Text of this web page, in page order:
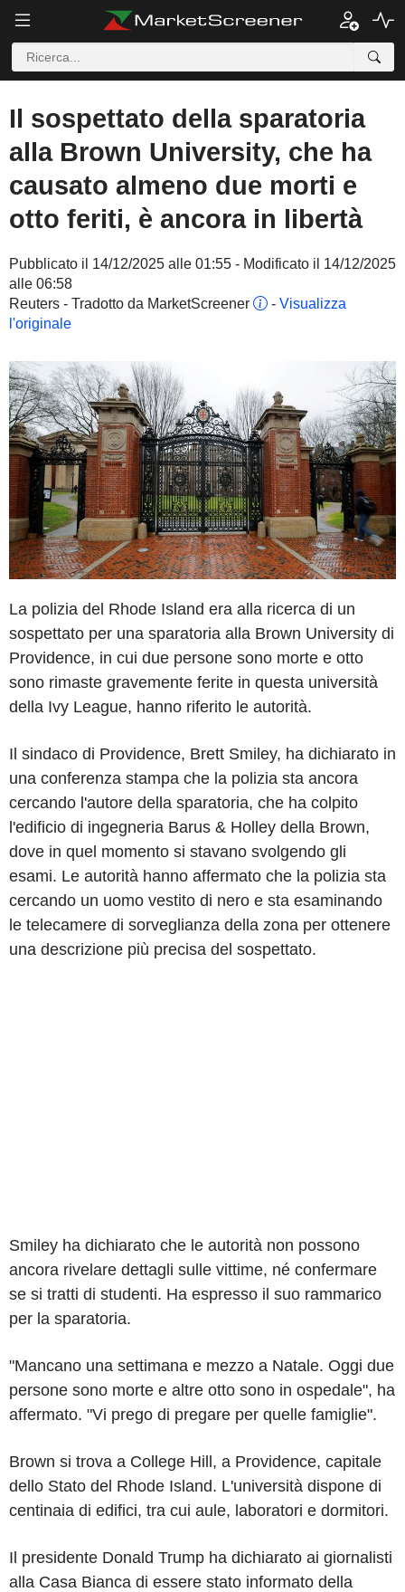
Il sospettato della sparatoria
alla Brown University, che ha
causato almeno due morti e
otto feriti, è ancora in libertà
Pubblicato il 14/12/2025 alle 01:55 - Modificato il 14/12/2025
alle 06:58
Reuters - Tradotto da MarketScreener
- Visualizza
l'originale
La polizia del Rhode Island era alla ricerca di un
sospettato per una sparatoria alla Brown University di
Providence, in cui due persone sono morte e otto
sono rimaste gravemente ferite in questa università
della Ivy League, hanno riferito le autorità.
Il sindaco di Providence, Brett Smiley, ha dichiarato in
una conferenza stampa che la polizia sta ancora
cercando l'autore della sparatoria, che ha colpito
l'edificio di ingegneria Barus & Holley della Brown,
dove in quel momento si stavano svolgendo gli
esami. Le autorità hanno affermato che la polizia sta
cercando un uomo vestito di nero e sta esaminando
le telecamere di sorveglianza della zona per ottenere
una descrizione più precisa del sospettato.
Smiley ha dichiarato che le autorità non possono
ancora rivelare dettagli sulle vittime, né confermare
se si tratti di studenti. Ha espresso il suo rammarico
per la sparatoria.
"Mancano una settimana e mezzo a Natale. Oggi due
persone sono morte e altre otto sono in ospedale", ha
affermato. "Vi prego di pregare per quelle famiglie".
Brown si trova a College Hill, a Providence, capitale
dello Stato del Rhode Island. L'università dispone di
centinaia di edifici, tra cui aule, laboratori e dormitori.
Il presidente Donald Trump ha dichiarato ai giornalisti
alla Casa Bianca di essere stato informato della